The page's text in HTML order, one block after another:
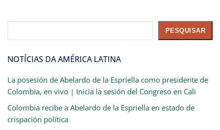
PESQUISAR
NOTÍCIAS DA AMÉRICA LATINA
La posesión de Abelardo de la Espriella como presidente de
Colombia, en vivo | Inicia la sesión del Congreso en Cali
Colombia recibe a Abelardo de la Espriella en estado de
crispación política